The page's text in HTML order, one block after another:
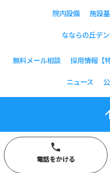
phone
電話をかける
院内設備 施設
なならの丘デ
無料メール相談 採用情報【
ニュース